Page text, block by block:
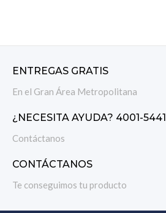
ENTREGAS GRATIS
En el Gran Área Metropolitana
¿NECESITA AYUDA? 4001-5441
Contáctanos
CONTÁCTANOS
Te conseguimos tu producto